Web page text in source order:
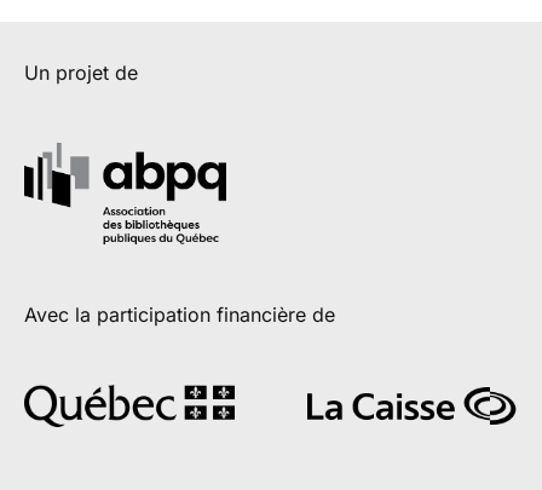
Un projet de
Avec la participation financière de